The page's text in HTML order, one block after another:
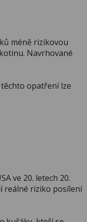
méně rizikovou
Navrhované
opatření lze
ve 20. letech 20.
reálné riziko posílení